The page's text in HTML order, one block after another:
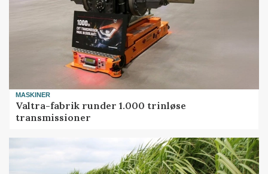
MASKINER
Valtra-fabrik runder 1.000 trinløse
transmissioner